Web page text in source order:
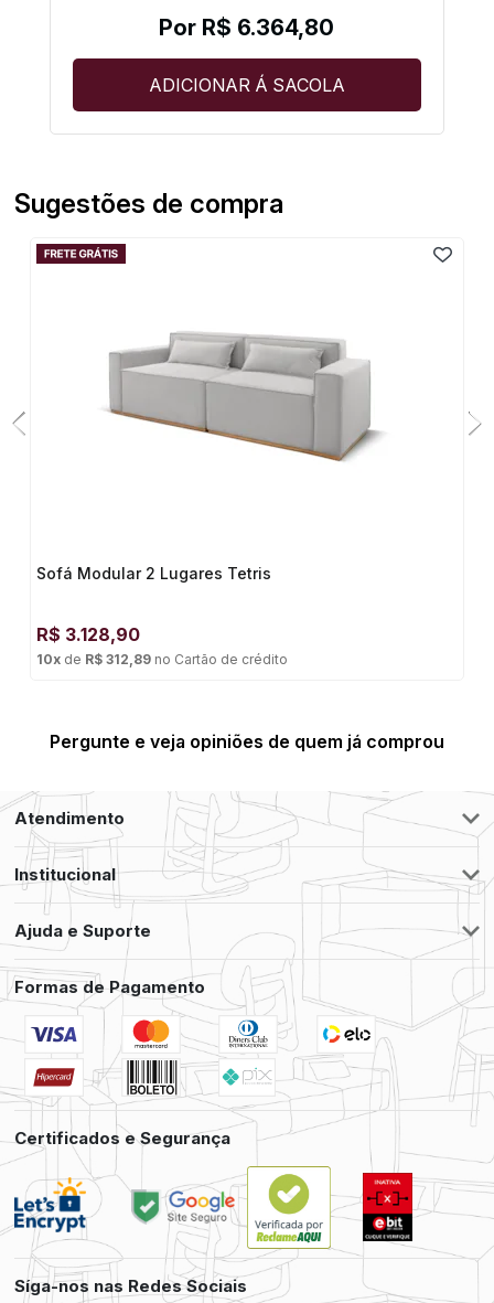
R$ 6.364,80
Sugestões de compra
Sofá Modular 2 Lugares Tetris
R$ 3.128,90
10x de R$ 312,89 no Cartão de crédito
Pergunte e veja opiniões de quem já comprou
Atendimento
Institucional
Ajuda e Suporte
Formas de Pagamento
Certificados e Segurança
Síga-nos nas Redes Sociais